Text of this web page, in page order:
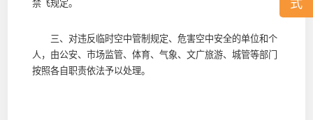
式
禁飞规定。
三、对违反临时空中管制规定、危害空中安全的单位和个
人，由公安、市场监管、体育、气象、文广旅游、城管等部门
按照各自职责依法予以处理。